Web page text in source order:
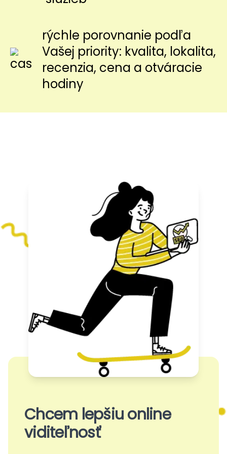
rýchle porovnanie podľa
Vašej priority: kvalita, lokalita,
recenzia, cena a otváracie
hodiny
Chcem lepšiu online
viditeľnosť